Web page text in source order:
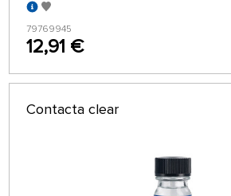
79769945
12,91 €
Contacta clear